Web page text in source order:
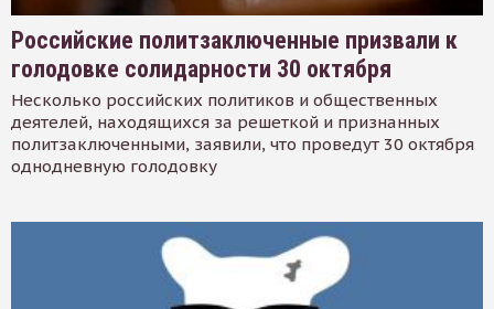
Российские политзаключенные призвали к
голодовке солидарности 30 октября
Несколько российских политиков и общественных
деятелей, находящихся за решеткой и признанных
политзаключенными, заявили, что проведут 30 октября
однодневную голодовку